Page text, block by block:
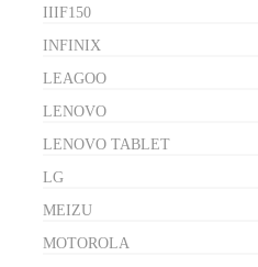
IIIF150
INFINIX
LEAGOO
LENOVO
LENOVO TABLET
LG
MEIZU
MOTOROLA